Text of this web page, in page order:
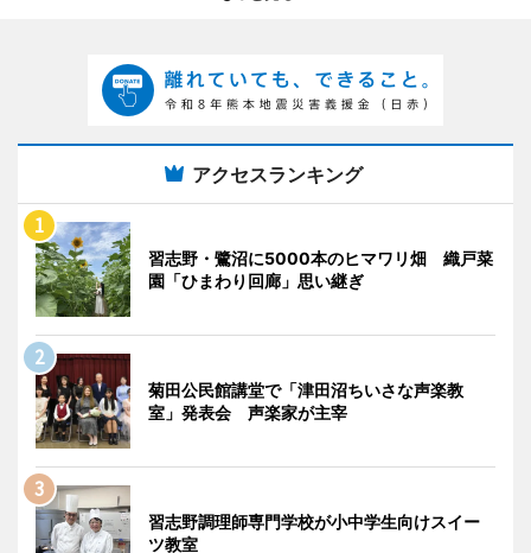
アクセスランキング
習志野・鷺沼に5000本のヒマワリ畑 織戸菜
園「ひまわり回廊」思い継ぎ
菊田公民館講堂で「津田沼ちいさな声楽教
室」発表会 声楽家が主宰
習志野調理師専門学校が小中学生向けスイー
ツ教室